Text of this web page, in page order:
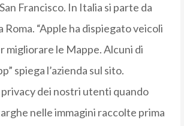
Francisco. In Italia si parte da
“Apple ha dispiegato veicoli
migliorare le Mappe. Alcuni di
spiega l’azienda sul sito.
dei nostri utenti quando
nelle immagini raccolte prima